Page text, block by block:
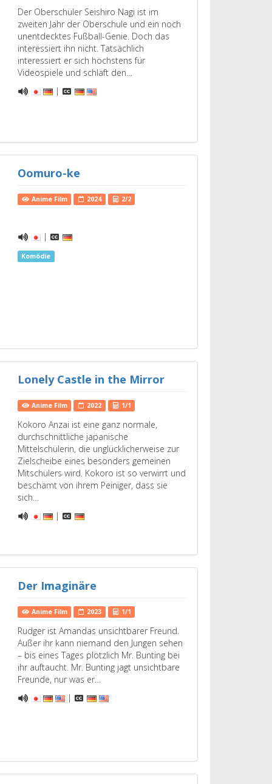
Der Oberschüler Seishiro Nagi ist im
zweiten Jahr der Oberschule und ein noch
unentdecktes Fußball-Genie. Doch das
interessiert ihn nicht. Tatsächlich
interessiert er sich höchstens für
Videospiele und schläft den…
|
Oomuro-ke
Anime Film 2024 2/2
|
Komödie
Lonely Castle in the Mirror
Anime Film 2022 1/1
Kokoro Anzai ist eine ganz normale,
durchschnittliche japanische
Mittelschülerin, die unglücklicherweise zur
Zielscheibe eines besonders gemeinen
Mitschülers wird. Kokoro ist so verwirrt und
beschämt von ihrem Peiniger, dass sie
sich…
|
Der Imaginäre
Anime Film 2023 1/1
Rudger ist Amandas unsichtbarer Freund.
Außer ihr kann niemand den Jungen sehen
– bis eines Tages plötzlich Mr. Bunting bei
ihr auftaucht. Mr. Bunting jagt unsichtbare
Freunde, nur was er…
|